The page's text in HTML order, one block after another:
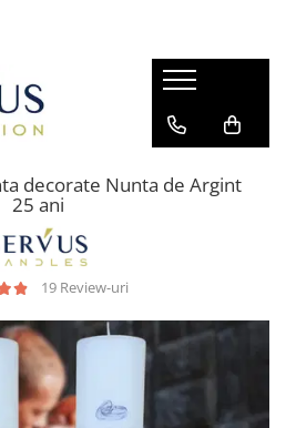
decorate Nunta de Argint
25 ani
19 Review-uri